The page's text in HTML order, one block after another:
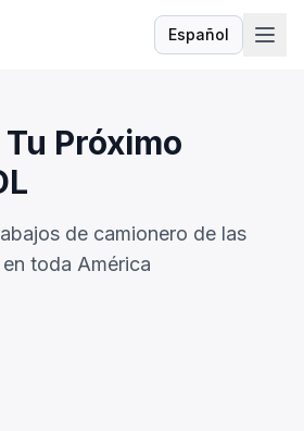
Español
Idioma
Próximo
de camionero de las
toda América